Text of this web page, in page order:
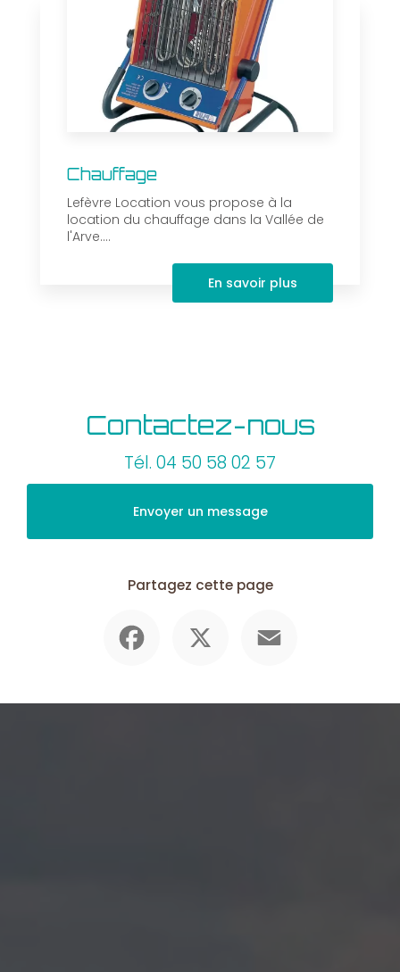
Chauffage
Lefèvre Location vous propose à la
location du chauffage dans la Vallée de
l'Arve....
En savoir plus
Contactez-nous
Tél. 04 50 58 02 57
Envoyer un message
Partagez cette page